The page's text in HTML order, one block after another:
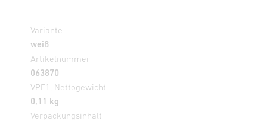
Variante
weiß
Artikelnummer
063870
VPE1, Nettogewicht
0,11 kg
Verpackungsinhalt